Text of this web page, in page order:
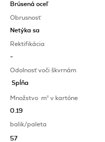
Brúsená oceľ
Obrusnosť
Netýka sa
Rektifikácia
-
Odolnosť voči škvrnám
Spĺňa
Množstvo m2 v kartóne
0.19
balik/paleta
57